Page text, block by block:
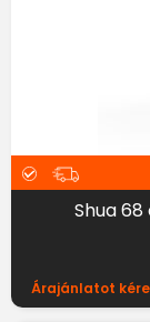
Shua
Árajánlatot